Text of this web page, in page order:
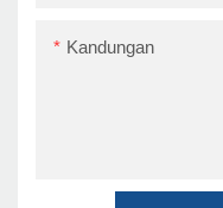
Kandungan